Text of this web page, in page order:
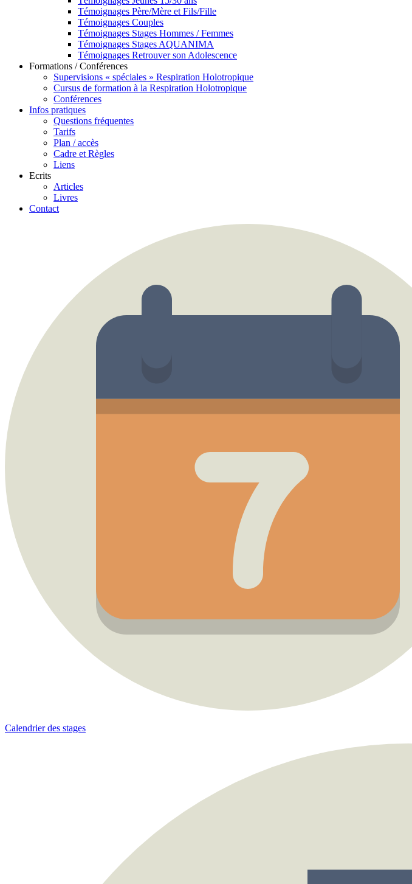
Témoignages Père/Mère et Fils/Fille
Témoignages Couples
Témoignages Stages Hommes / Femmes
Témoignages Stages AQUANIMA
Témoignages Retrouver son Adolescence
Formations / Conférences
Supervisions « spéciales » Respiration Holotropique
Cursus de formation à la Respiration Holotropique
Conférences
Infos pratiques
Questions fréquentes
Tarifs
Plan / accès
Cadre et Règles
Liens
Ecrits
Articles
Livres
Contact
Calendrier des stages